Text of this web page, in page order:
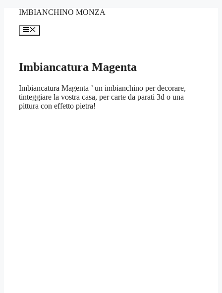
contenuto
IMBIANCHINO MONZA
Menu
Imbiancatura Magenta
Imbiancatura Magenta ’ un imbianchino per decorare,
tinteggiare la vostra casa, per carte da parati 3d o una
pittura con effetto pietra!